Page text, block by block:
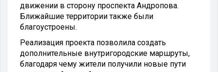
движении в сторону проспекта Андропова.
Ближайшие территории также были
благоустроены.
Реализация проекта позволила создать
дополнительные внутригородские маршруты,
благодаря чему жители получили новые пути